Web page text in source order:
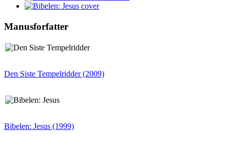
Manusforfatter
Den Siste Tempelridder (2009)
Bibelen: Jesus (1999)